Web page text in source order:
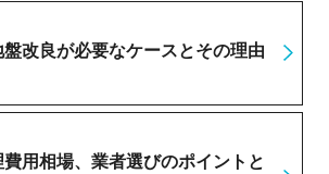
改良が必要なケースとその理由
用相場、業者選びのポイントと